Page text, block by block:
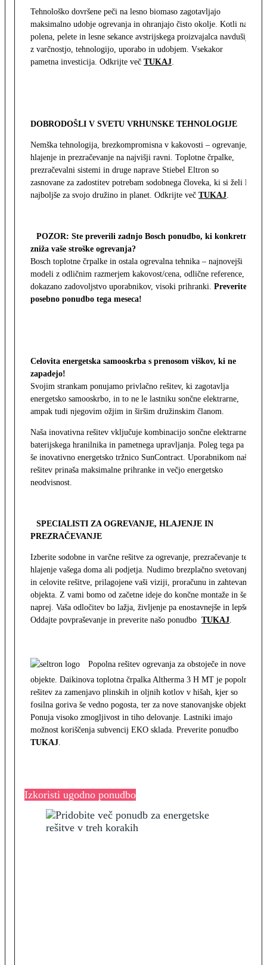
Tehnološko dovršene peči na lesno biomaso zagotavljajo
maksimalno udobje ogrevanja in ohranjajo čisto okolje. Kotli na
polena, pelete in lesne sekance avstrijskega proizvajalca navdušijo
z varčnostjo, tehnologijo, uporabo in udobjem. Vsekakor
pametna investicija. Odkrijte več TUKAJ.
DOBRODOŠLI V SVETU VRHUNSKE TEHNOLOGIJE
Nemška tehnologija, brezkompromisna v kakovosti – ogrevanje,
hlajenje in prezračevanje na najvišji ravni. Toplotne črpalke,
prezračevalni sistemi in druge naprave Stiebel Eltron so
zasnovane za zadostitev potrebam sodobnega človeka, ki si želi le
najboljše za svojo družino in planet. Odkrijte več TUKAJ.
POZOR: Ste preverili zadnjo Bosch ponudbo, ki konkretno
zniža vaše stroške ogrevanja?
Bosch toplotne črpalke in ostala ogrevalna tehnika – najnovejši
modeli z odličnim razmerjem kakovost/cena, odlične reference,
dokazano zadovoljstvo uporabnikov, visoki prihranki. Preverite
posebno ponudbo tega meseca!
Celovita energetska samooskrba s prenosom viškov, ki ne
zapadejo!
Svojim strankam ponujamo privlačno rešitev, ki zagotavlja
energetsko samooskrbo, in to ne le lastniku sončne elektrarne,
ampak tudi njegovim ožjim in širšim družinskim članom.
Naša inovativna rešitev vključuje kombinacijo sončne elektrarne,
baterijskega hranilnika in pametnega upravljanja. Poleg tega pa
še inovativno energetsko tržnico SunContract. Uporabnikom naša
rešitev prinaša maksimalne prihranke in večjo energetsko
neodvisnost.
SPECIALISTI ZA OGREVANJE, HLAJENJE IN
PREZRAČEVANJE
Izberite sodobne in varčne rešitve za ogrevanje, prezračevanje ter
hlajenje vašega doma ali podjetja. Nudimo brezplačno svetovanje
in celovite rešitve, prilagojene vaši viziji, proračunu in zahtevam
objekta. Z vami bomo od začetne ideje do končne montaže in še
naprej. Vaša odločitev bo lažja, življenje pa enostavnejše in lepše.
Oddajte povpraševanje in preverite našo ponudbo TUKAJ.
Popolna rešitev ogrevanja za obstoječe in nove
objekte. Daikinova toplotna črpalka Altherma 3 H MT je popolna
rešitev za zamenjavo plinskih in oljnih kotlov v hišah, kjer so
fosilna goriva še vedno pogosta, ter za nove stanovanjske objekte.
Ponuja visoko zmogljivost in tiho delovanje. Lastniki imajo
možnost koriščenja subvencij EKO sklada. Preverite ponudbo
TUKAJ.
Izkoristi ugodno ponudbo